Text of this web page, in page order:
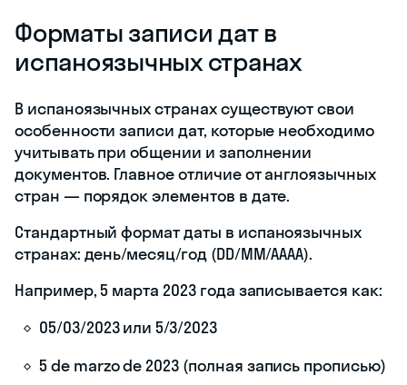
Форматы записи дат в
испаноязычных странах
В испаноязычных странах существуют свои
особенности записи дат, которые необходимо
учитывать при общении и заполнении
документов. Главное отличие от англоязычных
стран — порядок элементов в дате.
Стандартный формат даты в испаноязычных
странах: день/месяц/год (DD/MM/AAAA).
Например, 5 марта 2023 года записывается как:
05/03/2023 или 5/3/2023
5 de marzo de 2023 (полная запись прописью)